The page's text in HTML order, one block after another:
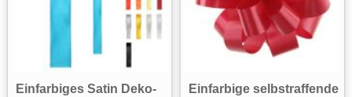
Einfarbiges Satin Deko-
Einfarbige selbstraffende